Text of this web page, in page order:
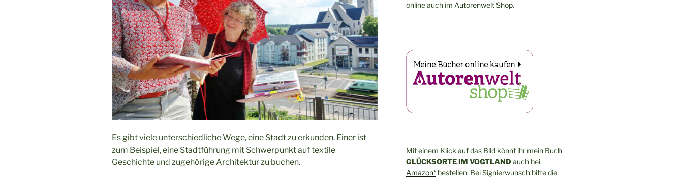
Es gibt viele unterschiedliche Wege, eine Stadt zu erkunden. Einer ist
zum Beispiel, eine Stadtführung mit Schwerpunkt auf textile
Geschichte und zugehörige Architektur zu buchen.
online auch im Autorenwelt Shop.
Mit einem Klick auf das Bild könnt ihr mein Buch
GLÜCKSORTE IM VOGTLANDauch bei
Amazon*bestellen. Bei Signierwunsch bitte die